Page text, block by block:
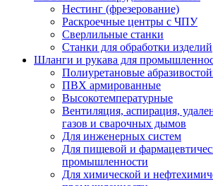
Нестинг (фрезерование)
Раскроечные центры с ЧПУ
Сверлильные станки
Станки для обработки изделий
Шланги и рукава для
Полиуретановые
ПВХ армированные
Высокотемпературные
Вентиляция, аспирация,
газов и сварочных дымов
Для инженерных систем
Для пищевой и
промышленности
Для химической и